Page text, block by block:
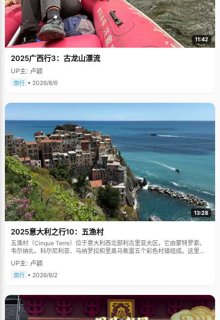
11:42
2025广西行3：古龙山漂流
UP主: 卢颖
旅行 • 2026/8/6
13:28
2025意大利之行10：五渔村
五渔村（Cinque Terre）位于意大利西北部利古里亚大区。它由蒙特罗索、
韦尔纳扎、科尔尼利亚、马纳罗拉和里奥马焦雷五个彩色村镇组成。这里依
山傍海，房屋色彩斑斓，1997年被列为世界文化遗产。
UP主: 卢颖
旅行 • 2026/8/2